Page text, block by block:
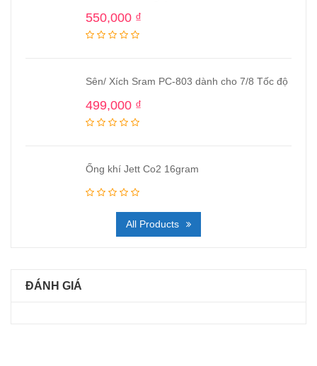
550,000 ₫
Sên/ Xích Sram PC-803 dành cho 7/8 Tốc độ
499,000 ₫
Ống khí Jett Co2 16gram
All Products
ĐÁNH GIÁ